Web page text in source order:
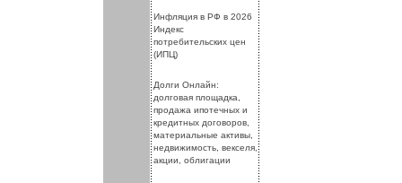
.Инфляция в РФ в 2026
Индекс
потребительских цен
(ИПЦ)
Долги Онлайн:
долговая площадка,
продажа ипотечных и
кредитных договоров,
материальные активы,
недвижимость, векселя,
акции, облигации
.